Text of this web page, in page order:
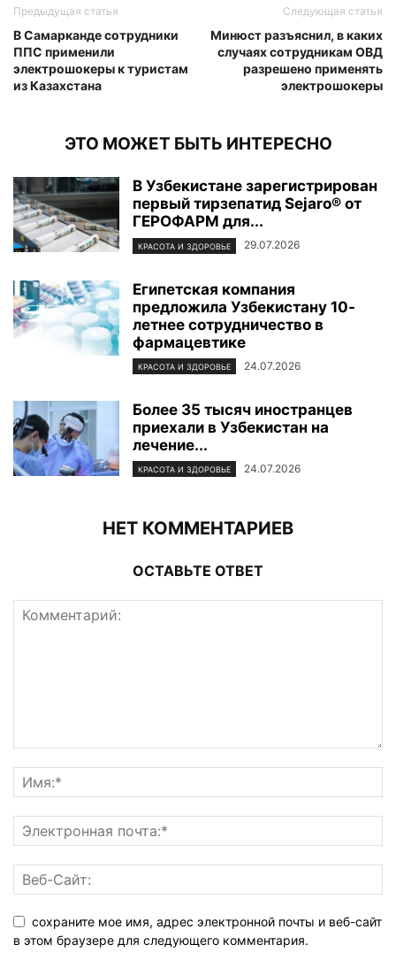
Предыдущая статья
В Самарканде сотрудники
ППС применили
электрошокеры к туристам
из Казахстана
Следующая статья
Минюст разъяснил, в каких
случаях сотрудникам ОВД
разрешено применять
электрошокеры
ЭТО МОЖЕТ БЫТЬ ИНТЕРЕСНО
В Узбекистане зарегистрирован
первый тирзепатид Sejaro® от
ГЕРОФАРМ для...
КРАСОТА И ЗДОРОВЬЕ 29.07.2026
Египетская компания
предложила Узбекистану 10-
летнее сотрудничество в
фармацевтике
КРАСОТА И ЗДОРОВЬЕ 24.07.2026
Более 35 тысяч иностранцев
приехали в Узбекистан на
лечение...
КРАСОТА И ЗДОРОВЬЕ 24.07.2026
НЕТ КОММЕНТАРИЕВ
ОСТАВЬТЕ ОТВЕТ
сохраните мое имя, адрес электронной почты и веб-сайт
в этом браузере для следующего комментария.